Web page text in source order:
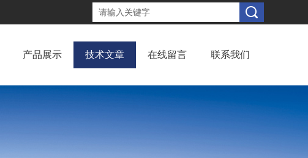
产品展示 技术文章 在线留言 联系我们